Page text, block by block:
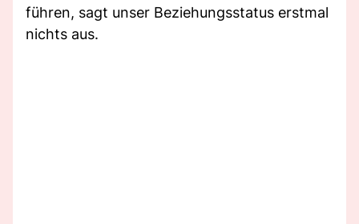
führen, sagt unser Beziehungsstatus erstmal
nichts aus.